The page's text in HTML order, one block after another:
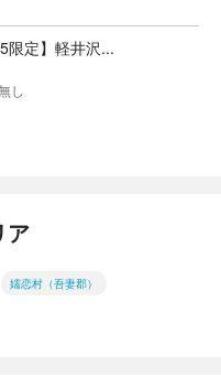
限定】軽井沢...
し
ア
嬬恋村（吾妻郡）